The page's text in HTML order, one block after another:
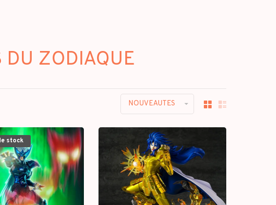
DU ZODIAQUE
NOUVEAUTES
stock